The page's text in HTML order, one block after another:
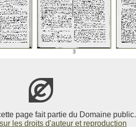
3
page fait partie du Domaine public.
les droits d'auteur et reproduction